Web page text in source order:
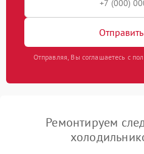
Отправляя, Вы соглашаетесь с
Ремонтируем